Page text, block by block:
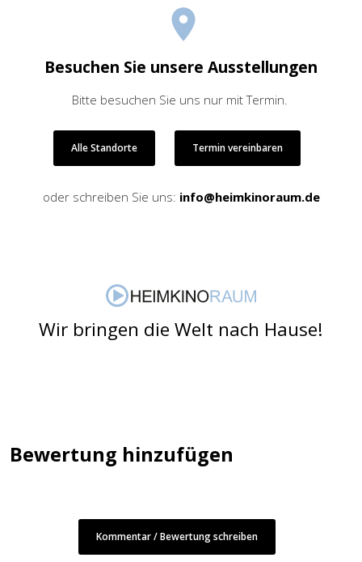
Besuchen Sie unsere Ausstellungen
Bitte besuchen Sie uns nur mit Termin.
Alle Standorte Termin vereinbaren
oder schreiben Sie uns: info@heimkinoraum.de
Wir bringen die Welt nach Hause!
Bewertung hinzufügen
Kommentar / Bewertung schreiben